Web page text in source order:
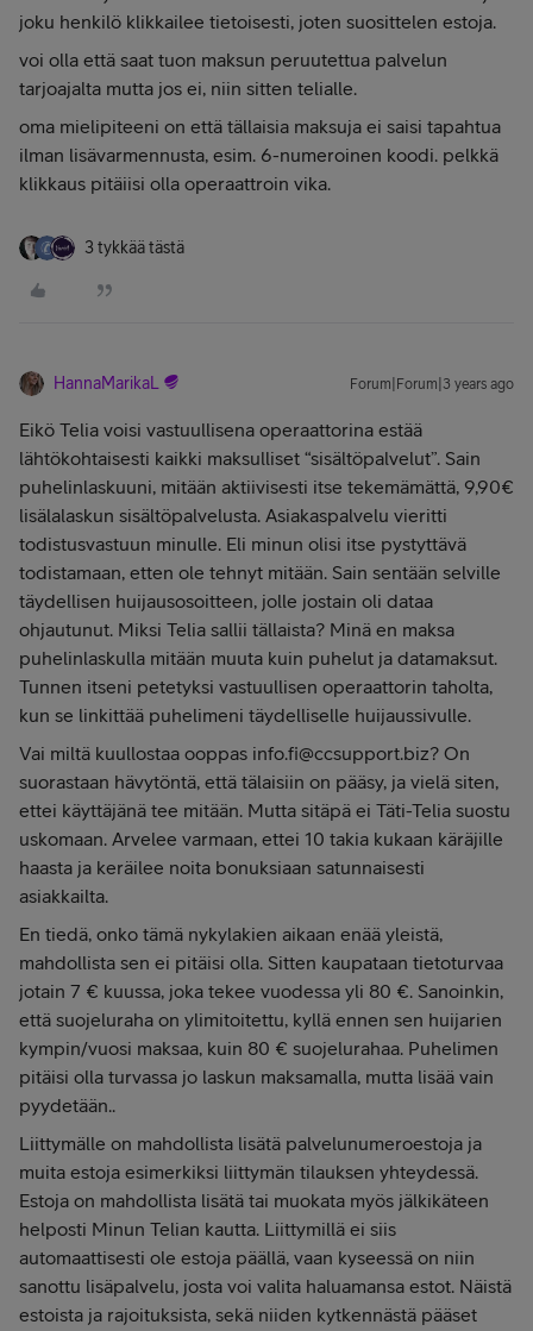
joku henkilö klikkailee tietoisesti, joten suosittelen estoja.
voi olla että saat tuon maksun peruutettua palvelun
tarjoajalta mutta jos ei, niin sitten telialle.
oma mielipiteeni on että tällaisia maksuja ei saisi tapahtua
ilman lisävarmennusta, esim. 6-numeroinen koodi. pelkkä
klikkaus pitäiisi olla operaattroin vika.
3 tykkää tästä
HannaMarikaL Forum|Forum|3 years ago
Eikö Telia voisi vastuullisena operaattorina estää
lähtökohtaisesti kaikki maksulliset “sisältöpalvelut”. Sain
puhelinlaskuuni, mitään aktiivisesti itse tekemämättä, 9,90€
lisälalaskun sisältöpalvelusta. Asiakaspalvelu vieritti
todistusvastuun minulle. Eli minun olisi itse pystyttävä
todistamaan, etten ole tehnyt mitään. Sain sentään selville
täydellisen huijausosoitteen, jolle jostain oli dataa
ohjautunut. Miksi Telia sallii tällaista? Minä en maksa
puhelinlaskulla mitään muuta kuin puhelut ja datamaksut.
Tunnen itseni petetyksi vastuullisen operaattorin taholta,
kun se linkittää puhelimeni täydelliselle huijaussivulle.
Vai miltä kuullostaa ooppas info.fi@ccsupport.biz? On
suorastaan hävytöntä, että tälaisiin on pääsy, ja vielä siten,
ettei käyttäjänä tee mitään. Mutta sitäpä ei Täti-Telia suostu
uskomaan. Arvelee varmaan, ettei 10 takia kukaan käräjille
haasta ja keräilee noita bonuksiaan satunnaisesti
asiakkailta.
En tiedä, onko tämä nykylakien aikaan enää yleistä,
mahdollista sen ei pitäisi olla. Sitten kaupataan tietoturvaa
jotain 7 € kuussa, joka tekee vuodessa yli 80 €. Sanoinkin,
että suojeluraha on ylimitoitettu, kyllä ennen sen huijarien
kympin/vuosi maksaa, kuin 80 € suojelurahaa. Puhelimen
pitäisi olla turvassa jo laskun maksamalla, mutta lisää vain
pyydetään..
Liittymälle on mahdollista lisätä palvelunumeroestoja ja
muita estoja esimerkiksi liittymän tilauksen yhteydessä.
Estoja on mahdollista lisätä tai muokata myös jälkikäteen
helposti Minun Telian kautta. Liittymillä ei siis
automaattisesti ole estoja päällä, vaan kyseessä on niin
sanottu lisäpalvelu, josta voi valita haluamansa estot. Näistä
estoista ja rajoituksista, sekä niiden kytkennästä pääset